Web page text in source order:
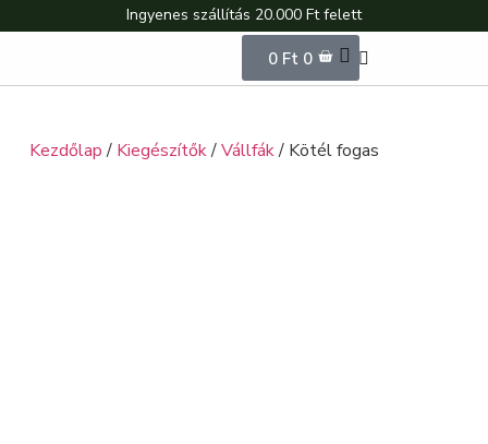
Ingyenes szállítás 20.000 Ft felett
0 Ft 0
Kezdőlap/ Kiegészítők/Vállfák/ Kötél fogas